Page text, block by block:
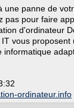
une panne de
pas pour faire
d'ordinateur
vous proposent
ordinateur.info